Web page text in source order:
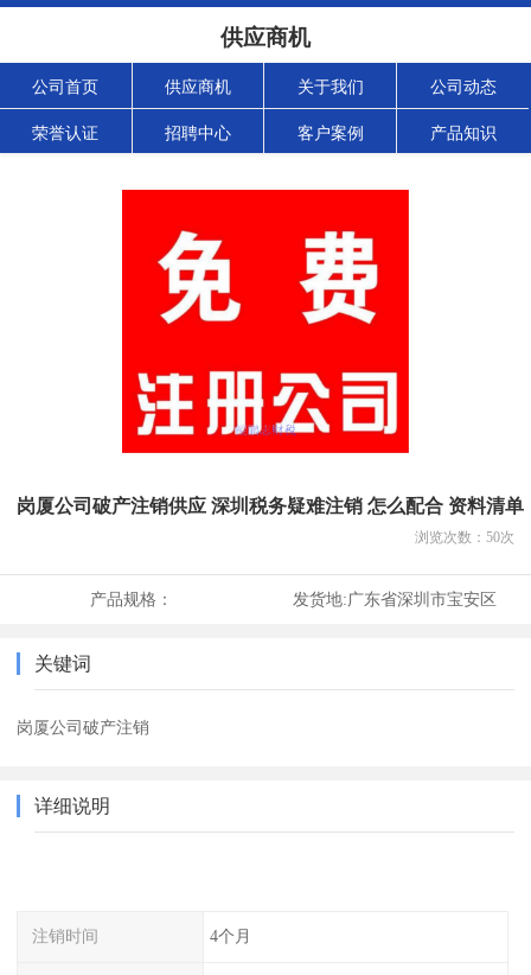
供应商机
公司首页 供应商机 关于我们 公司动态
荣誉认证 招聘中心 客户案例 产品知识
岗厦公司破产注销供应 深圳税务疑难注销 怎么配合 资料清单
浏览次数： 50次
产品规格： 发货地:广东省深圳市宝安区
关键词
岗厦公司破产注销
详细说明
注销时间 4个月